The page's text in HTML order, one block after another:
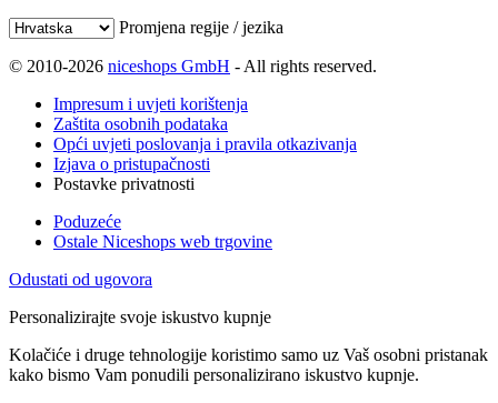
Promjena regije / jezika
© 2010-2026 niceshops GmbH - All rights reserved.
Impresum i uvjeti korištenja
Zaštita osobnih podataka
Opći uvjeti poslovanja i pravila otkazivanja
Izjava o pristupačnosti
Postavke privatnosti
Poduzeće
Ostale Niceshops web trgovine
Odustati od ugovora
Personalizirajte svoje iskustvo kupnje
Kolačiće i druge tehnologije koristimo samo uz Vaš osobni pristanak
kako bismo Vam ponudili personalizirano iskustvo kupnje.